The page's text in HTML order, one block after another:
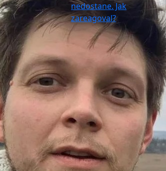
nedostane. Jak
zareagoval?